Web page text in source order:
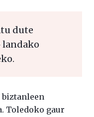
dute
landako
Toledoko gaur